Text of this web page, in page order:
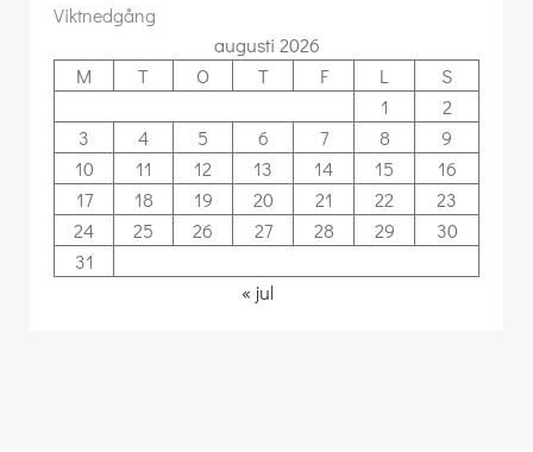
Viktnedgång
augusti 2026
M
T O T F L
S
1
2
3
4 5 6 7 8
9
10
11 12 13 14 15
16
17
18 19 20 21 22
23
24
25 26 27 28 29
30
31
« jul